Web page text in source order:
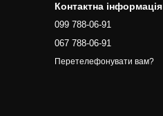
Контактна інформація
099 788-06-91
067 788-06-91
Перетелефонувати вам?